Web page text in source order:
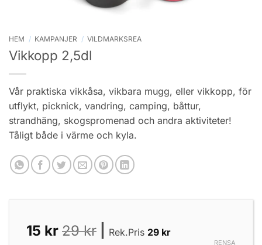
HEM / KAMPANJER / VILDMARKSREA
Vikkopp 2,5dl
Vår praktiska vikkåsa, vikbara mugg, eller vikkopp, för
utflykt, picknick, vandring, camping, båttur,
strandhäng, skogspromenad och andra aktiviteter!
Tåligt både i värme och kyla.
15 kr 29kr Rek.Pris 29 kr
RENSA